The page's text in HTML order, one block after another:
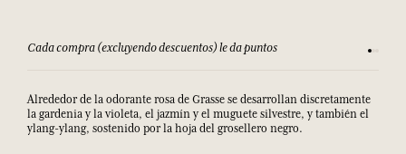
Cada compra (excluyendo descuentos) le da puntos
Alrededor de la odorante rosa de Grasse se desarrollan discretamente
la gardenia y la violeta, el jazmín y el muguete silvestre, y también el
ylang-ylang, sostenido por la hoja del grosellero negro.